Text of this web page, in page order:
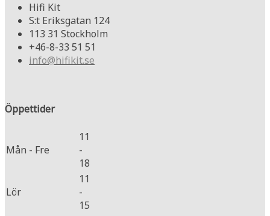
Hifi Kit
S:t Eriksgatan 124
113 31 Stockholm
+46-8-33 51 51
info@hifikit.se
Öppettider
Mån - Fre
11
-
18
Lör
11
-
15